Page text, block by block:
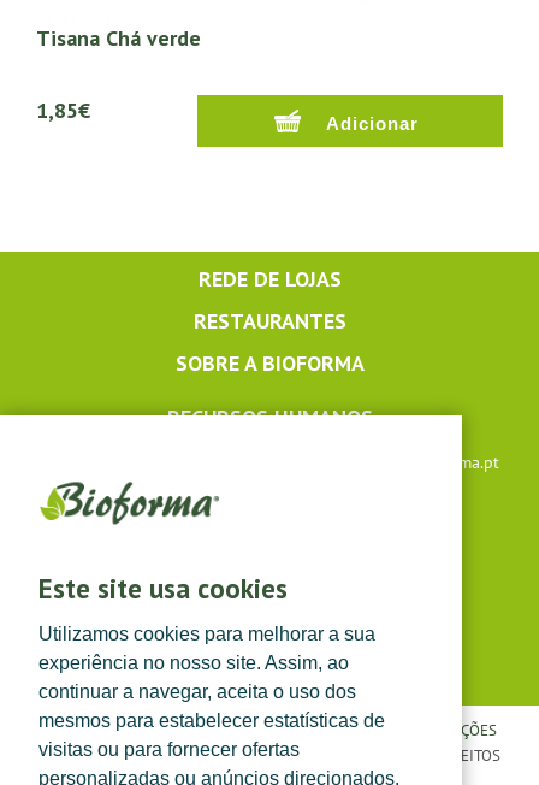
Este site usa cookies
Utilizamos cookies para melhorar a sua
experiência no nosso site. Assim, ao
continuar a navegar, aceita o uso dos
mesmos para estabelecer estatísticas de
visitas ou para fornecer ofertas
personalizadas ou anúncios direcionados.
Tisana Chá verde
1,85€
REDE DE LOJAS
RESTAURANTES
SOBRE A BIOFORMA
RECURSOS HUMANOS
lojaonline@bioforma.pt
(dias úteis das 8h30 às 13h e das 14h às 17h30)
POLÍTICA DE PRIVACIDADE|TERMOS E CONDIÇÕES
CONDIÇÕES
GERAIS DE VENDA | ©TOPFARMA, LDA. 2022.
TODOS OS DIREITOS
RESERVADOS.